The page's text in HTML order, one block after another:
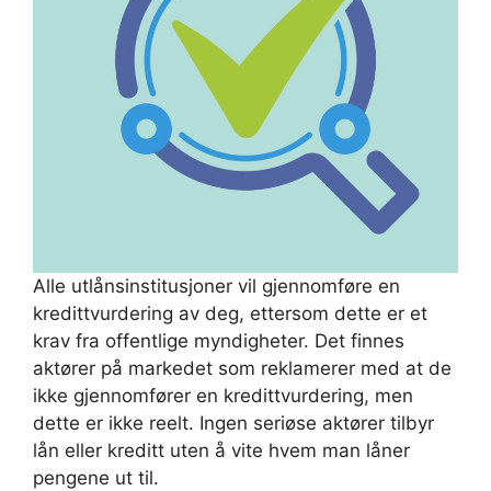
Alle utlånsinstitusjoner vil gjennomføre en
kredittvurdering av deg, ettersom dette er et
krav fra offentlige myndigheter. Det finnes
aktører på markedet som reklamerer med at de
ikke gjennomfører en kredittvurdering, men
dette er ikke reelt. Ingen seriøse aktører tilbyr
lån eller kreditt uten å vite hvem man låner
pengene ut til.